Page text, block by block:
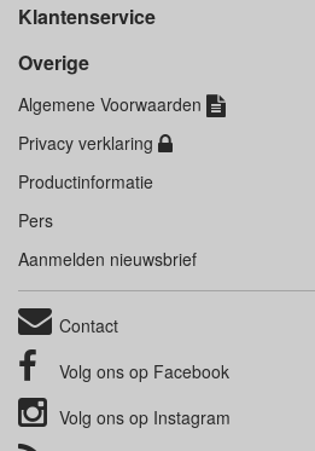
Klantenservice
Overige
Algemene Voorwaarden
Privacy verklaring
Productinformatie
Pers
Aanmelden nieuwsbrief
Contact
Volg ons op Facebook
Volg ons op Instagram